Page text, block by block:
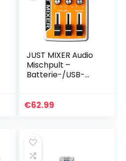
JUST MIXER Audio
Mischpult –
Batterie-/USB-
Taschen-Audio
€62.99